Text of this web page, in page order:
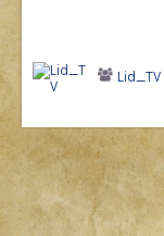
Lid_TV